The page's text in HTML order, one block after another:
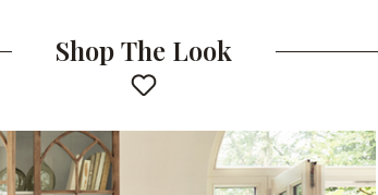
Shop The Look